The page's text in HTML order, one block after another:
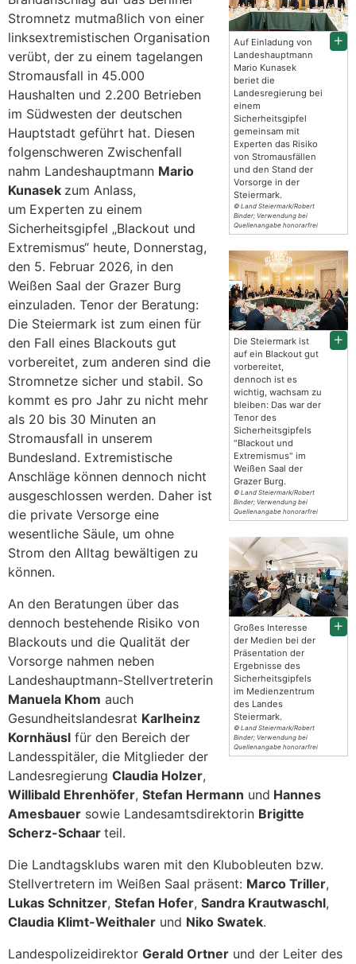
Auf Einladung von
Landeshauptmann
Mario Kunasek
beriet die
Landesregierung bei
einem
Sicherheitsgipfel
gemeinsam mit
Experten das Risiko
von Stromausfällen
und den Stand der
Vorsorge in der
Steiermark.
© Land Steiermark/Robert
Binder; Verwendung bei
Quellenangabe honorarfrei
Die Steiermark ist
auf ein Blackout gut
vorbereitet,
dennoch ist es
wichtig, wachsam zu
bleiben: Das war der
Tenor des
Sicherheitsgipfels
"Blackout und
Extremismus" im
Weißen Saal der
Grazer Burg.
© Land Steiermark/Robert
Binder; Verwendung bei
Quellenangabe honorarfrei
Großes Interesse
der Medien bei der
Präsentation der
Ergebnisse des
Sicherheitsgipfels
im Medienzentrum
des Landes
Steiermark.
© Land Steiermark/Robert
Binder; Verwendung bei
Quellenangabe honorarfrei
Stromnetz mutmaßlich von einer
linksextremistischen Organisation
verübt, der zu einem tagelangen
Stromausfall in 45.000
Haushalten und 2.200 Betrieben
im Südwesten der deutschen
Hauptstadt geführt hat. Diesen
folgenschweren Zwischenfall
nahm Landeshauptmann Mario
Kunasek zum Anlass,
um Experten zu einem
Sicherheitsgipfel „Blackout und
Extremismus“ heute, Donnerstag,
den 5. Februar 2026, in den
Weißen Saal der Grazer Burg
einzuladen. Tenor der Beratung:
Die Steiermark ist zum einen für
den Fall eines Blackouts gut
vorbereitet, zum anderen sind die
Stromnetze sicher und stabil. So
kommt es pro Jahr zu nicht mehr
als 20 bis 30 Minuten an
Stromausfall in unserem
Bundesland. Extremistische
Anschläge können dennoch nicht
ausgeschlossen werden. Daher ist
die private Versorge eine
wesentliche Säule, um ohne
Strom den Alltag bewältigen zu
können.
An den Beratungen über das
dennoch bestehende Risiko von
Blackouts und die Qualität der
Vorsorge nahmen neben
Landeshauptmann-Stellvertreterin
Manuela Khom auch
Gesundheitslandesrat Karlheinz
Kornhäusl für den Bereich der
Landesspitäler, die Mitglieder der
Landesregierung Claudia Holzer,
Willibald Ehrenhöfer, Stefan Hermann und Hannes
Amesbauer sowie Landesamtsdirektorin Brigitte
Scherz-Schaar teil.
Die Landtagsklubs waren mit den Klubobleuten bzw.
Stellvertretern im Weißen Saal präsent: Marco Triller,
Lukas Schnitzer, Stefan Hofer, Sandra Krautwaschl,
Claudia Klimt-Weithaler und Niko Swatek.
Landespolizeidirektor Gerald Ortner und der Leiter des